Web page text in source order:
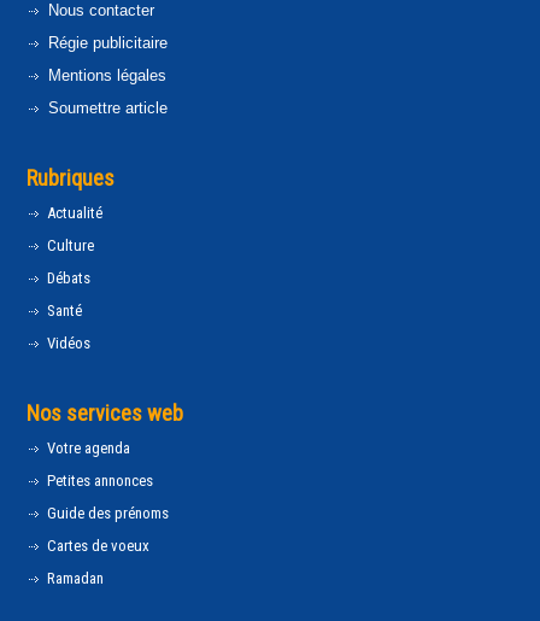
Nous contacter
Régie publicitaire
Mentions légales
Soumettre article
Rubriques
Actualité
Culture
Débats
Santé
Vidéos
Nos services web
Votre agenda
Petites annonces
Guide des prénoms
Cartes de voeux
Ramadan